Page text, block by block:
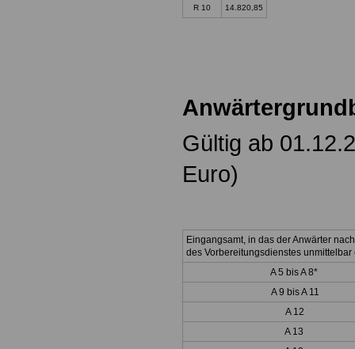
R 10 14.820,85
Gültig ab
Euro)
Eingangsamt, in das der Anwärter
des Vorbereitungsdienstes unmittelbar
A 5 bis A 8*
A 9 bis A 11
A 12
A 13